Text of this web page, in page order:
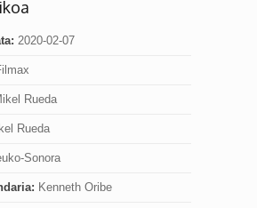
2020-02-07
Rueda
Rueda
Sonora
Kenneth Oribe